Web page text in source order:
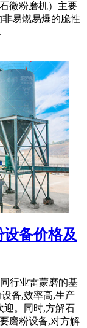
微粉磨机）主要
易燃易爆的脆性
备价格及
行业雷蒙磨的基
备,效率高,生产
迎。同时,方解石
磨粉设备,对方解